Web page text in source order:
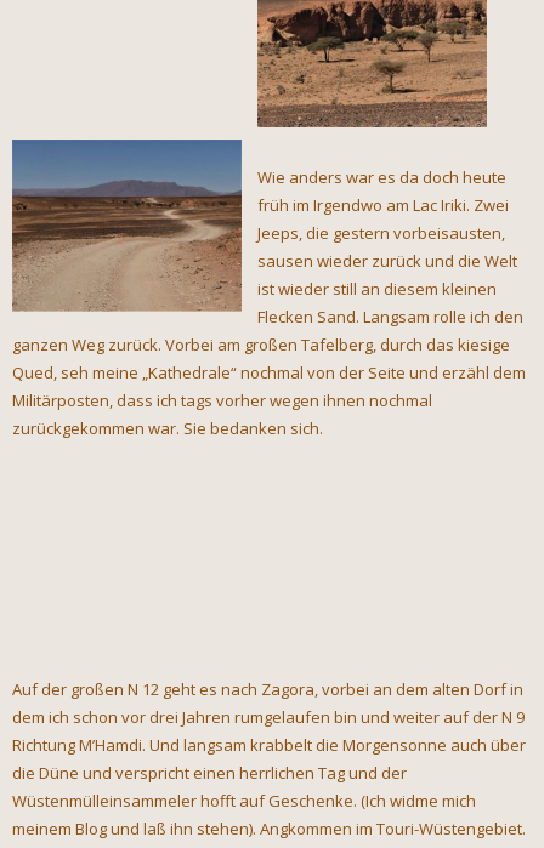
Wie anders war es da doch heute
früh im Irgendwo am Lac Iriki. Zwei
Jeeps, die gestern vorbeisausten,
sausen wieder zurück und die Welt
ist wieder still an diesem kleinen
Flecken Sand. Langsam rolle ich den
ganzen Weg zurück. Vorbei am großen Tafelberg, durch das kiesige
Qued, seh meine „Kathedrale“ nochmal von der Seite und erzähl dem
Militärposten, dass ich tags vorher wegen ihnen nochmal
zurückgekommen war. Sie bedanken sich.
Auf der großen N 12 geht es nach Zagora, vorbei an dem alten Dorf in
dem ich schon vor drei Jahren rumgelaufen bin und weiter auf der N 9
Richtung M’Hamdi. Und langsam krabbelt die Morgensonne auch über
die Düne und verspricht einen herrlichen Tag und der
Wüstenmülleinsammeler hofft auf Geschenke. (Ich widme mich
meinem Blog und laß ihn stehen). Angkommen im Touri-Wüstengebiet.